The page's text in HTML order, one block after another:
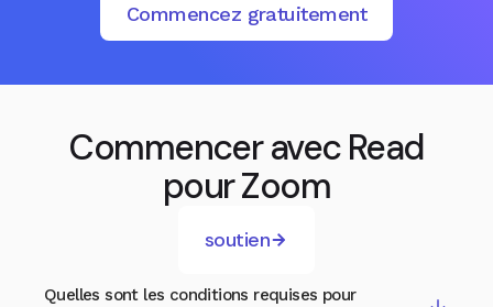
Commencez gratuitement
Commencer avec Read
pour Zoom
soutien
Quelles sont les conditions requises pour